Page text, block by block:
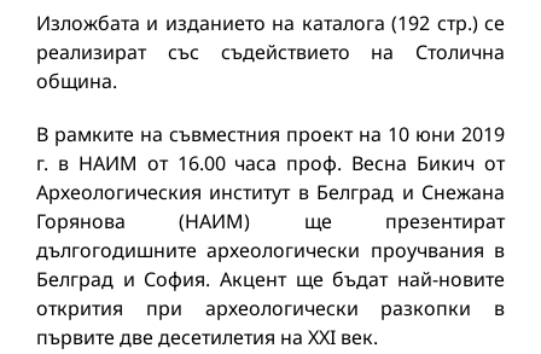
Изложбата и изданието на каталога (192 стр.) се
реализират със съдействието на Столична
община.
В рамките на съвместния проект на 10 юни 2019
г. в НАИМ от 16.00 часа проф. Весна Бикич от
Археологическия институт в Белград и Снежана
Горянова (НАИМ) ще презентират
дългогодишните археологически проучвания в
Белград и София. Акцент ще бъдат най-новите
открития при археологически разкопки в
първите две десетилетия на XXI век.